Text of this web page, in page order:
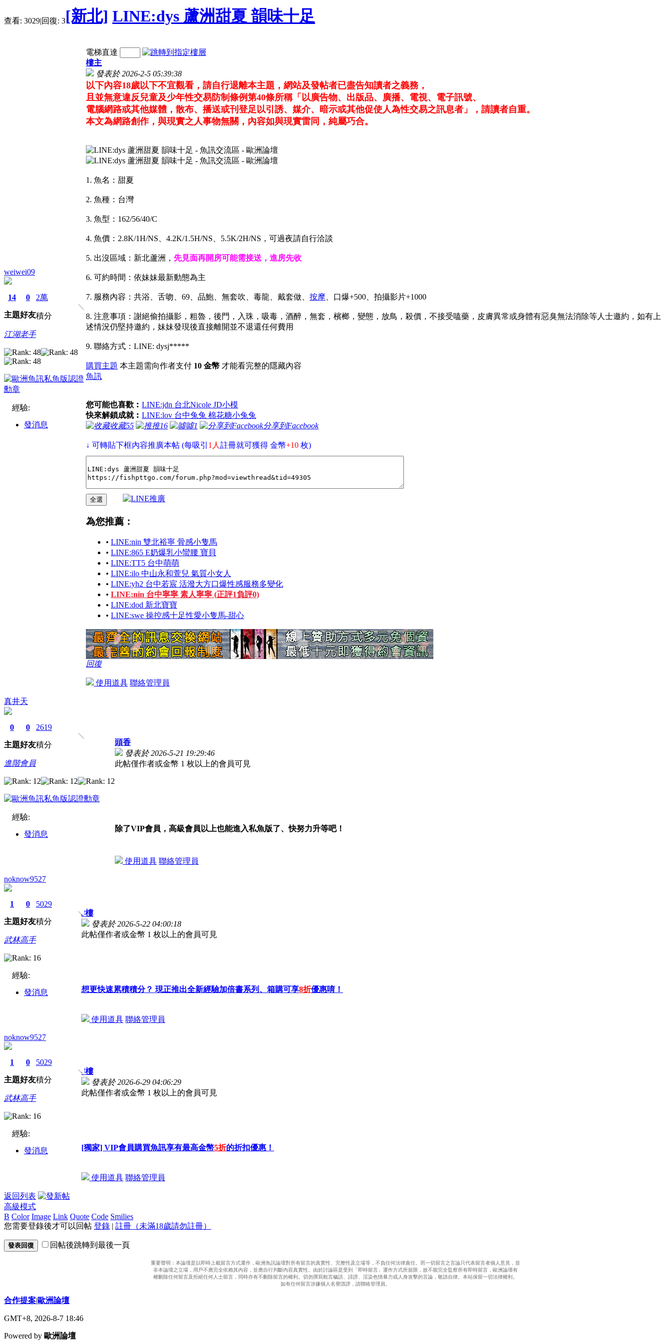
查看: 3029|回復: 3[新北] LINE:dys 蘆洲甜夏 韻味十足
weiwei09
14
主題
0
好友
2萬
積分
江湖老手
經驗:
發消息
電梯直達
樓主
發表於 2026-2-5 05:39:38
以下內容18歲以下不宜觀看，請自行退離本主題，網站及發帖者已盡告知讀者之義務，
且並無意違反兒童及少年性交易防制條例第40條所稱「以廣告物、出版品、廣播、電視、電子訊號、
電腦網路或其他媒體，散布、播送或刊登足以引誘、媒介、暗示或其他促使人為性交易之訊息者」，請讀者自重。
本文為網路創作，與現實之人事物無關，內容如與現實雷同，純屬巧合。
1. 魚名：甜夏
2. 魚種：台灣
3. 魚型：162/56/40/C
4. 魚價：2.8K/1H/NS、4.2K/1.5H/NS、5.5K/2H/NS，可過夜請自行洽談
5. 出沒區域：新北蘆洲， 先見面再開房可能需接送，進房先收
6. 可約時間：依妹妹最新動態為主
7. 服務內容：共浴、舌吻、69、品鮑、無套吹、毒龍、戴套做、 按摩 、口爆+500、拍攝影片+1000
8. 注意事項：謝絕偷拍攝影，粗魯，後門，入珠，吸毒，酒醉，無套，檳榔，變態，放鳥，殺價，不接受嗑藥，皮膚異常或身體有惡臭無法消除等人士邀約，如有上
述情況仍堅持邀約，妹妹發現後直接離開並不退還任何費用
9. 聯絡方式：LINE: dysj*****
購買主題 本主題需向作者支付 10 金幣 才能看完整的隱藏內容
魚訊
您可能也喜歡︰ LINE:jdn 台北Nicole JD小模
快來解鎖成就︰ LINE:lov 台中兔兔 棉花糖小兔兔
收藏55 推16 噓1 分享到Facebook
↓ 可轉貼下框內容推廣本帖 (每吸引 1人 註冊就可獲得 金幣+10 枚)
為您推薦：
• LINE:nin 雙北裕寧 骨感小隻馬
• LINE:865 E奶爆乳小蠻腰 寶貝
• LINE:TT5 台中萌萌
• LINE:ilo 中山永和萱兒 氣質小女人
• LINE:yh2 台中若宸 活潑大方口爆性感服務多變化
• LINE:nin 台中寧寧 素人寧寧 (正評1負評0)
• LINE:dod 新北寶寶
• LINE:swe 操控感十足性愛小隻馬-甜心
回復
使用道具 聯絡管理員
真井天
0
主題
0
好友
2619
積分
進階會員
經驗:
發消息
頭香
發表於 2026-5-21 19:29:46
此帖僅作者或金幣 1 枚以上的會員可見
除了VIP會員，高級會員以上也能進入私魚版了、快努力升等吧！
使用道具 聯絡管理員
noknow9527
1
主題
0
好友
5029
積分
武林高手
經驗:
發消息
3樓
發表於 2026-5-22 04:00:18
此帖僅作者或金幣 1 枚以上的會員可見
想更快速累積積分？ 現正推出全新經驗加倍書系列、箱購可享8折優惠唷！
使用道具 聯絡管理員
noknow9527
1
主題
0
好友
5029
積分
武林高手
經驗:
發消息
4樓
發表於 2026-6-29 04:06:29
此帖僅作者或金幣 1 枚以上的會員可見
[獨家] VIP會員購買魚訊享有最高金幣5折的折扣優惠！
使用道具 聯絡管理員
返回列表
高級模式
B Color Image Link Quote Code Smilies
您需要登錄後才可以回帖 登錄 | 註冊（未滿18歲請勿註冊）
發表回復 回帖後跳轉到最後一頁
重要聲明：本論壇是以即時上載留言方式運作，歐洲魚訊論壇對所有留言的真實性、完整性及立場等，不負任何法律責任。而一切留言之言論只代表留言者個人意見，並
非本論壇之立場，用戶不應完全依賴其內容，並應自行判斷內容真實性。由於討論區是受到「即時留言」運作方式所規限，故不能完全監察所有即時留言，歐洲論壇有
權刪除任何留言及拒絕任何人士留言，同時亦有不刪除留言的權利。切勿撰寫粗言穢語、誹謗、渲染色情暴力或人身攻擊的言論，敬請自律。本站保留一切法律權利。
如有任何留言涉嫌個人名譽譭謗，請聯絡管理員。
合作提案|歐洲論壇
GMT+8, 2026-8-7 18:46
Powered by 歐洲論壇